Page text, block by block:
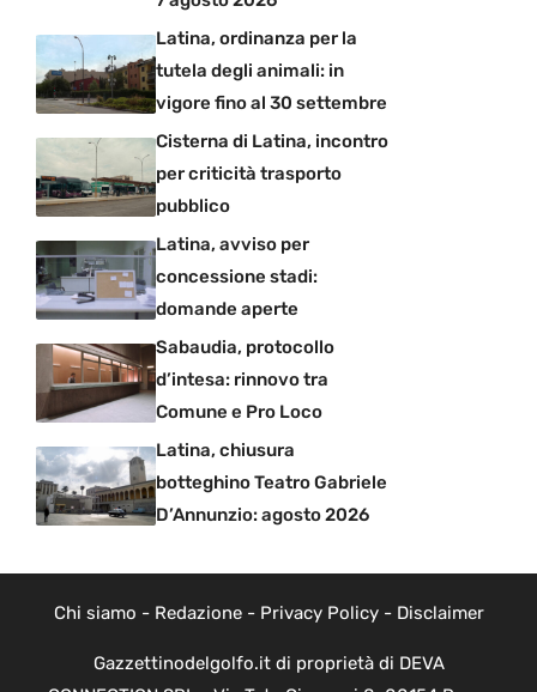
Latina, ordinanza per la
tutela degli animali: in
vigore fino al 30 settembre
Cisterna di Latina, incontro
per criticità trasporto
pubblico
Latina, avviso per
concessione stadi:
domande aperte
Sabaudia, protocollo
d’intesa: rinnovo tra
Comune e Pro Loco
Latina, chiusura
botteghino Teatro Gabriele
D’Annunzio: agosto 2026
Chi siamo - Redazione- Privacy Policy- Disclaimer
Gazzettinodelgolfo.it di proprietà di DEVA